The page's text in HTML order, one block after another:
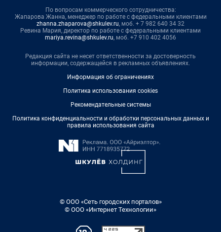
По вопросам коммерческого сотрудничества:
Жапарова Жанна, менеджер по работе с федеральными клиентами
zhanna.zhaparova@shkulev.ru, моб. + 7 982 640 34 32
Ревина Мария, директор по работе с федеральными клиентами
mariya.revina@shkulev.ru, моб. +7 910 402 4056
Редакция сайта не несет ответственности за достоверность
информации, содержащейся в рекламных объявлениях.
Информация об ограничениях
Политика использования cookies
Рекомендательные системы
Политика конфиденциальности и обработки персональных данных и
правила использования сайта
© ООО «Сеть городских порталов»
© ООО «Интернет Технологии»